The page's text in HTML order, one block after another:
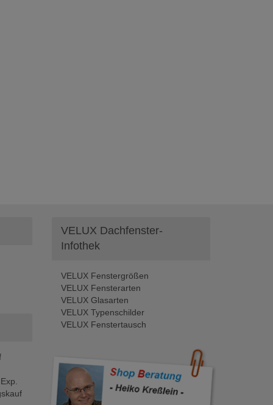
VELUX Dachfenster-
Infothek
VELUX Fenstergrößen
VELUX Fensterarten
VELUX Glasarten
VELUX Typenschilder
VELUX Fenstertausch